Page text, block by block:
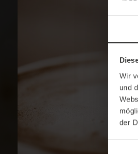
Wir
und
der